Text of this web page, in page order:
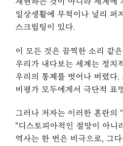
일상생활에 무척이나 널리 퍼
스크립팅이 있다.
이 모든 것은 끔찍한 소리 같
우리가 내다보는 세계는 정치
우리의 통제를 벗어나 버렸다
비평가 모두에게서 극단적 표
그러나 저자는 이러한 혼란의
“디스토피아적인 절망이 아니
역사는 한 번은 비극으로, 그